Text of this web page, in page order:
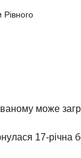
може
17-річна